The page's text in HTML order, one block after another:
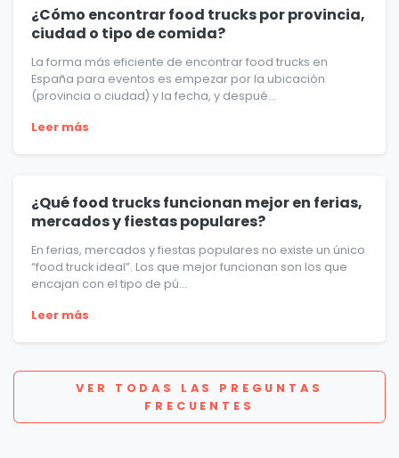
¿Cómo encontrar food trucks por provincia,
ciudad o tipo de comida?
La forma más eficiente de encontrar food trucks en
España para eventos es empezar por la ubicación
(provincia o ciudad) y la fecha, y despué...
Leer más
¿Qué food trucks funcionan mejor en ferias,
mercados y fiestas populares?
En ferias, mercados y fiestas populares no existe un único
“food truck ideal”. Los que mejor funcionan son los que
encajan con el tipo de pú...
Leer más
VER TODAS LAS PREGUNTAS
FRECUENTES